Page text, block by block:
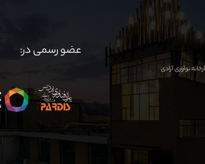
عضو رسمی در: